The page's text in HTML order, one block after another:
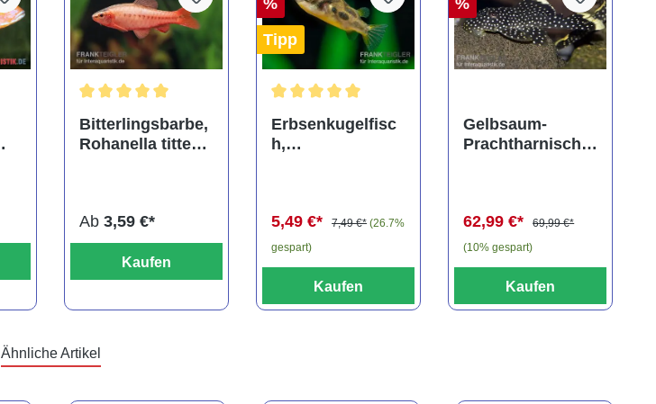
Bitterlingsbarbe,
Rohanella titteya,
Ab 3,59 €*
Kaufen
Tipp
Erbsenkugelfisc
h,
5,49 €*
7,49 €* (26.7%
gespart)
Kaufen
Gelbsaum-
Prachtharnischw
62,99 €*
69,99 €*
(10% gespart)
Kaufen
Ähnliche Artikel